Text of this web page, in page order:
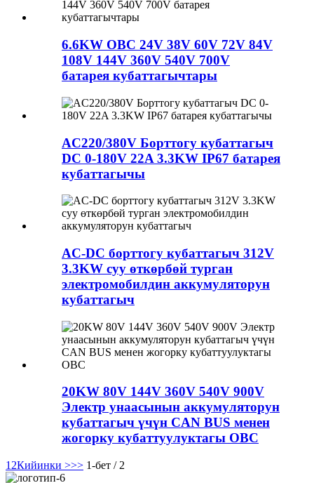
6.6KW OBC 24V 38V 60V 72V 84V
108V 144V 360V 540V 700V
батарея кубаттагычтары
AC220/380V Борттогу кубаттагыч
DC 0-180V 22A 3.3KW IP67 батарея
кубаттагычы
AC-DC борттогу кубаттагыч 312V
3.3KW суу өткөрбөй турган
электромобилдин аккумуляторун
кубаттагыч
20KW 80V 144V 360V 540V 900V
Электр унаасынын аккумуляторун
кубаттагыч үчүн CAN BUS менен
жогорку кубаттуулуктагы OBC
1 2Кийинки >>> 1-бет / 2